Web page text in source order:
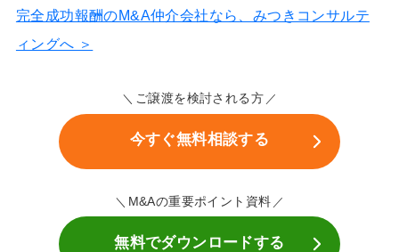
完全成功報酬のM&A仲介会社なら、みつきコンサルテ
ィングへ ＞
ご譲渡を検討される方
今すぐ無料相談する
M&Aの重要ポイント資料
無料でダウンロードする